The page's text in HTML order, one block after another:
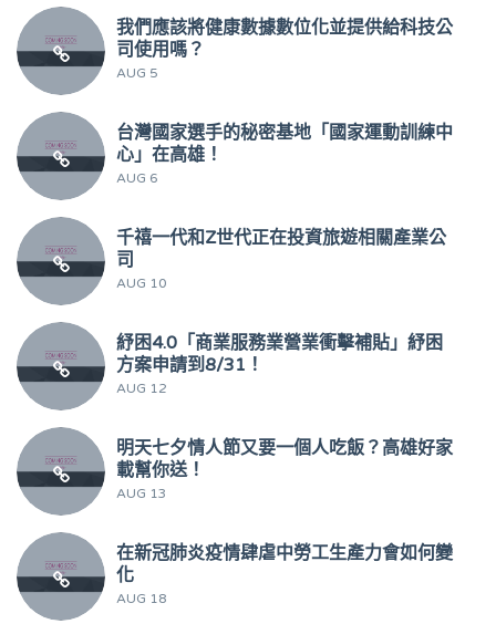
我們應該將健康數據數位化並提供給科技公
司使用嗎？
AUG 5
台灣國家選手的秘密基地「國家運動訓練中
心」在高雄！
AUG 6
千禧一代和Z世代正在投資旅遊相關產業公
司
AUG 10
紓困4.0「商業服務業營業衝擊補貼」紓困
方案申請到8/31！
AUG 12
明天七夕情人節又要一個人吃飯？高雄好家
載幫你送！
AUG 13
在新冠肺炎疫情肆虐中勞工生產力會如何變
化
AUG 18